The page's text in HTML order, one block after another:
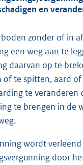
en
zonder of in
een weg aan te
daarvan op te
of te spitten, aard
te veranderen
te brengen in de
wordt verleend
door